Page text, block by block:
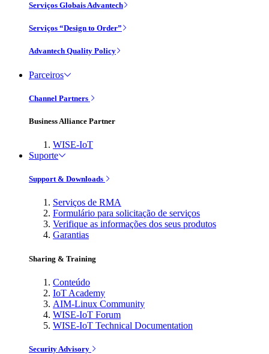
Serviços Globais Advantech
Serviços “Design to Order”
Advantech Quality Policy
Parceiros
Channel Partners
Business Alliance Partner
WISE-IoT
Suporte
Support & Downloads
Serviços de RMA
Formulário para solicitação de serviços
Verifique as informações dos seus produtos
Garantias
Sharing & Training
Conteúdo
IoT Academy
AIM-Linux Community
WISE-IoT Forum
WISE-IoT Technical Documentation
Security Advisory